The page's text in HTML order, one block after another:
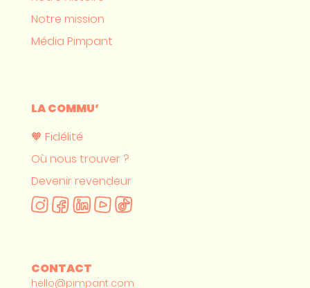
Notre mission
Média Pimpant
LA COMMU’
🧡 Fidélité
Où nous trouver ?
Devenir revendeur
CONTACT
hello@pimpant.com